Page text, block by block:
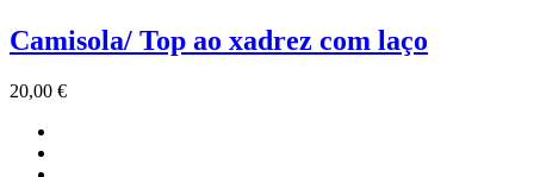
Camisola/ Top ao xadrez com laço
20,00 €